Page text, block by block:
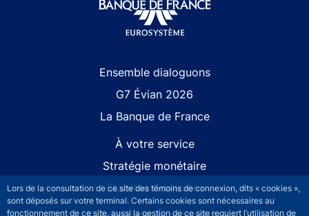
Lors de la consultation de ce site des témoins de connexion, dits « cookies »,
sont déposés sur votre terminal. Certains cookies sont nécessaires au
fonctionnement de ce site, aussi la gestion de ce site requiert l’utilisation de
Ensemble dialoguons
G7 Évian 2026
La Banque de France
À votre service
Stratégie monétaire
Stabilité financière